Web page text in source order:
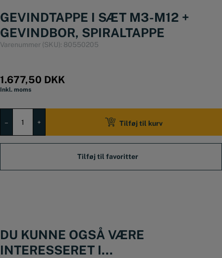
GEVINDTAPPE I SÆT M3-M12 +
GEVINDBOR, SPIRALTAPPE
Varenummer (SKU): 80550205
1.677,50 DKK
Inkl. moms
–
M3-
M12
Spiraltappe
+ Tilføj til kurv
DU KUNNE OGSÅ VÆRE
INTERESSERET I...